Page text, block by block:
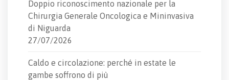
Doppio riconoscimento nazionale per la
Chirurgia Generale Oncologica e Mininvasiva
di Niguarda
27/07/2026
Caldo e circolazione: perché in estate le
gambe soffrono di più